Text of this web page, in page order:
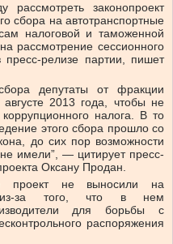
рассмотреть законопроект
сбора на автотранспортные
налоговой и таможенной
рассмотрение сессионного
релизе партии, пишет
депутаты от фракции
2013 года, чтобы не
налога. В то
этого сбора прошло со
до сих пор возможности
имели”, — цитирует пресс-
Оксану Продан.
проект не выносили на
“из-за того, что в нем
для борьбы с
распоряжения